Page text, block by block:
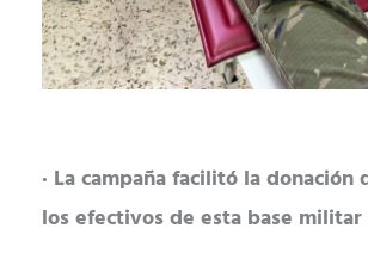
· La campaña facilitó la donación
los efectivos de esta base